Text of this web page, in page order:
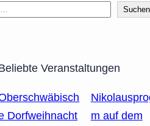
Suchen
Veranstaltungen
Dorfweihnacht
m auf dem